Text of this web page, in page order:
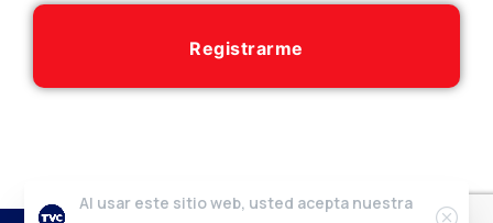
Registrarme
Al usar este sitio web, usted acepta nuestra